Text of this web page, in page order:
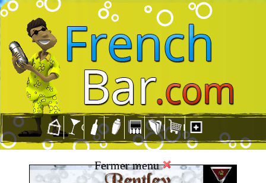
Fermer menu